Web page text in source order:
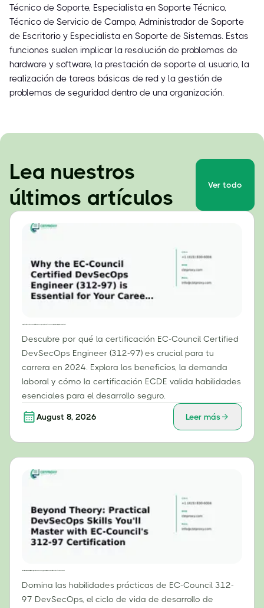
Técnico de Soporte, Especialista en Soporte Técnico,
Técnico de Servicio de Campo, Administrador de Soporte
de Escritorio y Especialista en Soporte de Sistemas. Estas
funciones suelen implicar la resolución de problemas de
hardware y software, la prestación de soporte al usuario, la
realización de tareas básicas de red y la gestión de
problemas de seguridad dentro de una organización.
Lea nuestros
últimos artículos
Ver todo
Descubre por qué la certificación EC-Council Certified
DevSecOps Engineer (312-97) es crucial para tu
carrera en 2024. Explora los beneficios, la demanda
laboral y cómo la certificación ECDE valida habilidades
esenciales para el desarrollo seguro.
August 8, 2026 Leer más
Domina las habilidades prácticas de EC-Council 312-
97 DevSecOps, el ciclo de vida de desarrollo de